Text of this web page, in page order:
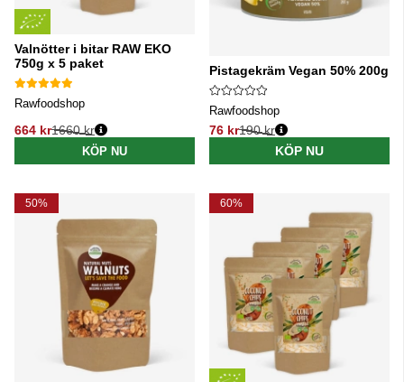
Valnötter i bitar RAW EKO
750g x 5 paket
Rawfoodshop
664 kr
Ordinarie pris:
1660 kr
KÖP NU
Pistagekräm Vegan 50% 200g
Rawfoodshop
76 kr
Ordinarie pris:
190 kr
KÖP NU
50% 60%